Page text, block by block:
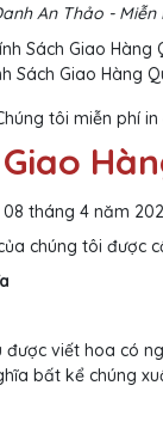
An Thảo -
Sách Giao Hàng
tôi miễn phí
tháng 4 năm
chúng tôi
viết hoa có
bất kể chúng